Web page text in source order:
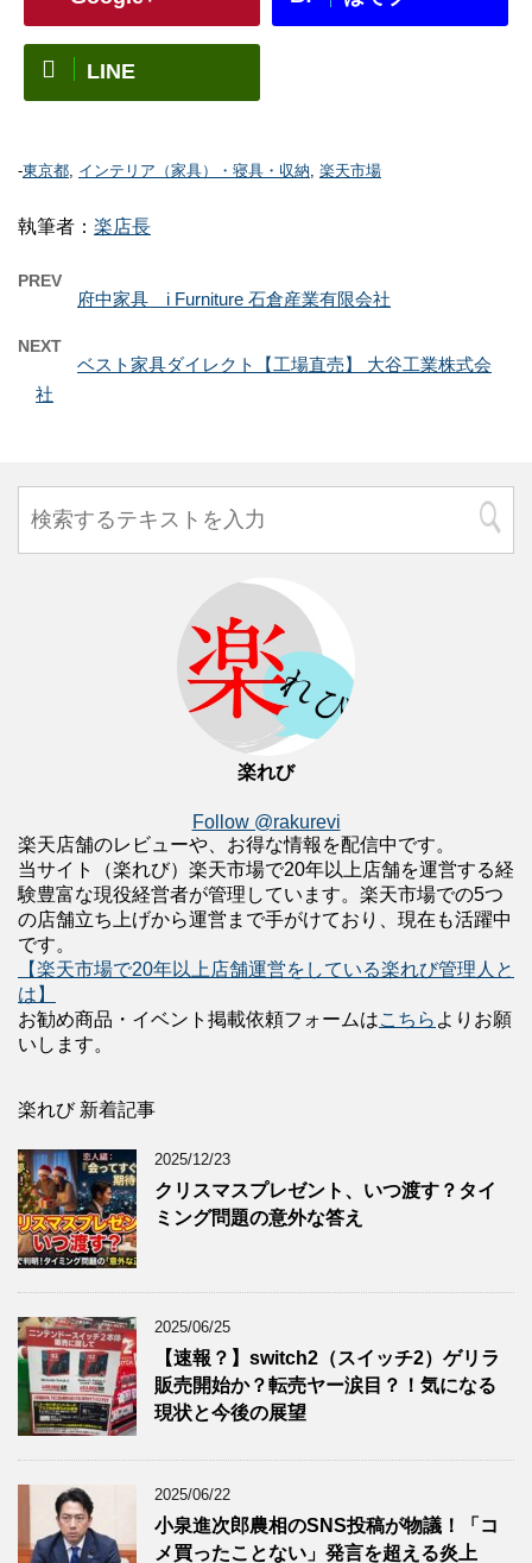
LINE
-東京都, インテリア（家具）・寝具・収納, 楽天市場
執筆者： 楽店長
PREV
府中家具 i Furniture 石倉産業有限会社
NEXT
ベスト家具ダイレクト【工場直売】 大谷工業株式会
社
楽れび
Follow @rakurevi
楽天店舗のレビューや、お得な情報を配信中です。
当サイト（楽れび）楽天市場で20年以上店舗を運営する経
験豊富な現役経営者が管理しています。楽天市場での5つ
の店舗立ち上げから運営まで手がけており、現在も活躍中
です。
【楽天市場で20年以上店舗運営をしている楽れび管理人と
は】
お勧め商品・イベント掲載依頼フォームはこちら よりお願
いします。
楽れび 新着記事
2025/12/23
クリスマスプレゼント、いつ渡す？タイ
ミング問題の意外な答え
2025/06/25
【速報？】switch2（スイッチ2）ゲリラ
販売開始か？転売ヤー涙目？！気になる
現状と今後の展望
2025/06/22
小泉進次郎農相のSNS投稿が物議！「コ
メ買ったことない」発言を超える炎上